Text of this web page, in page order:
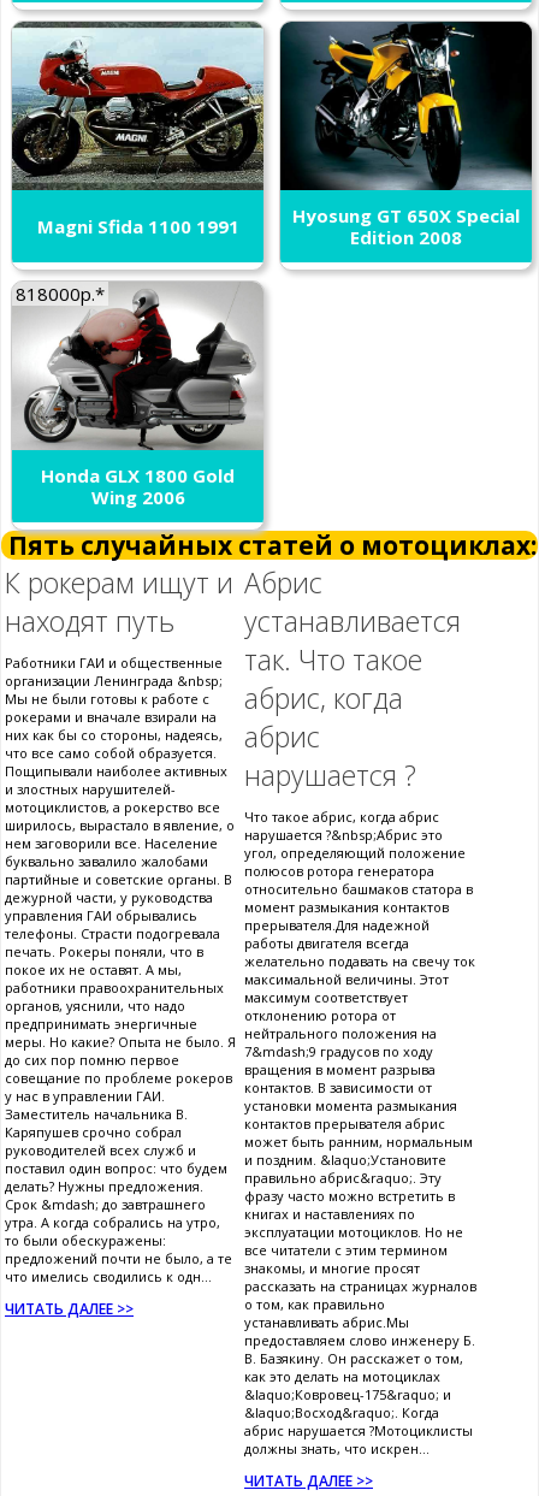
Magni Sfida 1100 1991
Hyosung GT 650X Special
Edition 2008
818000р.*
Honda GLX 1800 Gold
Wing 2006
Пять случайных статей о мотоциклах:
К рокерам ищут и
находят путь
Работники ГАИ и общественные
организации Ленинграда &nbsp;
Мы не были готовы к работе с
рокерами и вначале взирали на
них как бы со стороны, надеясь,
что все само собой образуется.
Пощипывали наиболее активных
и злостных нарушителей-
мотоциклистов, а рокерство все
ширилось, вырастало в явление, о
нем заговорили все. Население
буквально завалило жалобами
партийные и советские органы. В
дежурной части, у руководства
управления ГАИ обрывались
телефоны. Страсти подогревала
печать. Рокеры поняли, что в
покое их не оставят. А мы,
работники правоохранительных
органов, уяснили, что надо
предпринимать энергичные
меры. Но какие? Опыта не было. Я
до сих пор помню первое
совещание по проблеме рокеров
у нас в управлении ГАИ.
Заместитель начальника В.
Каряпушев срочно собрал
руководителей всех служб и
поставил один вопрос: что будем
делать? Нужны предложения.
Срок &mdash; до завтрашнего
утра. А когда собрались на утро,
то были обескуражены:
предложений почти не было, а те
что имелись сводились к одн...
ЧИТАТЬ ДАЛЕЕ >>
Абрис
устанавливается
так. Что такое
абрис, когда
абрис
нарушается ?
Что такое абрис, когда абрис
нарушается ?&nbsp;Абрис это
угол, определяющий положение
полюсов ротора генератора
относительно башмаков статора в
момент размыкания контактов
прерывателя.Для надежной
работы двигателя всегда
желательно подавать на свечу ток
максимальной величины. Этот
максимум соответствует
отклонению ротора от
нейтрального положения на
7&mdash;9 градусов по ходу
вращения в момент разрыва
контактов. В зависимости от
установки момента размыкания
контактов прерывателя абрис
может быть ранним, нормальным
и поздним. &laquo;Установите
правильно абрис&raquo;. Эту
фразу часто можно встретить в
книгах и наставлениях по
эксплуатации мотоциклов. Но не
все читатели с этим термином
знакомы, и многие просят
рассказать на страницах журналов
о том, как правильно
устанавливать абрис.Мы
предоставляем слово инженеру Б.
В. Базякину. Он расскажет о том,
как это делать на мотоциклах
&laquo;Ковровец-175&raquo; и
&laquo;Восход&raquo;. Когда
абрис нарушается ?Мотоциклисты
должны знать, что искрен...
ЧИТАТЬ ДАЛЕЕ >>